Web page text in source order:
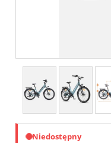
Niedostępny